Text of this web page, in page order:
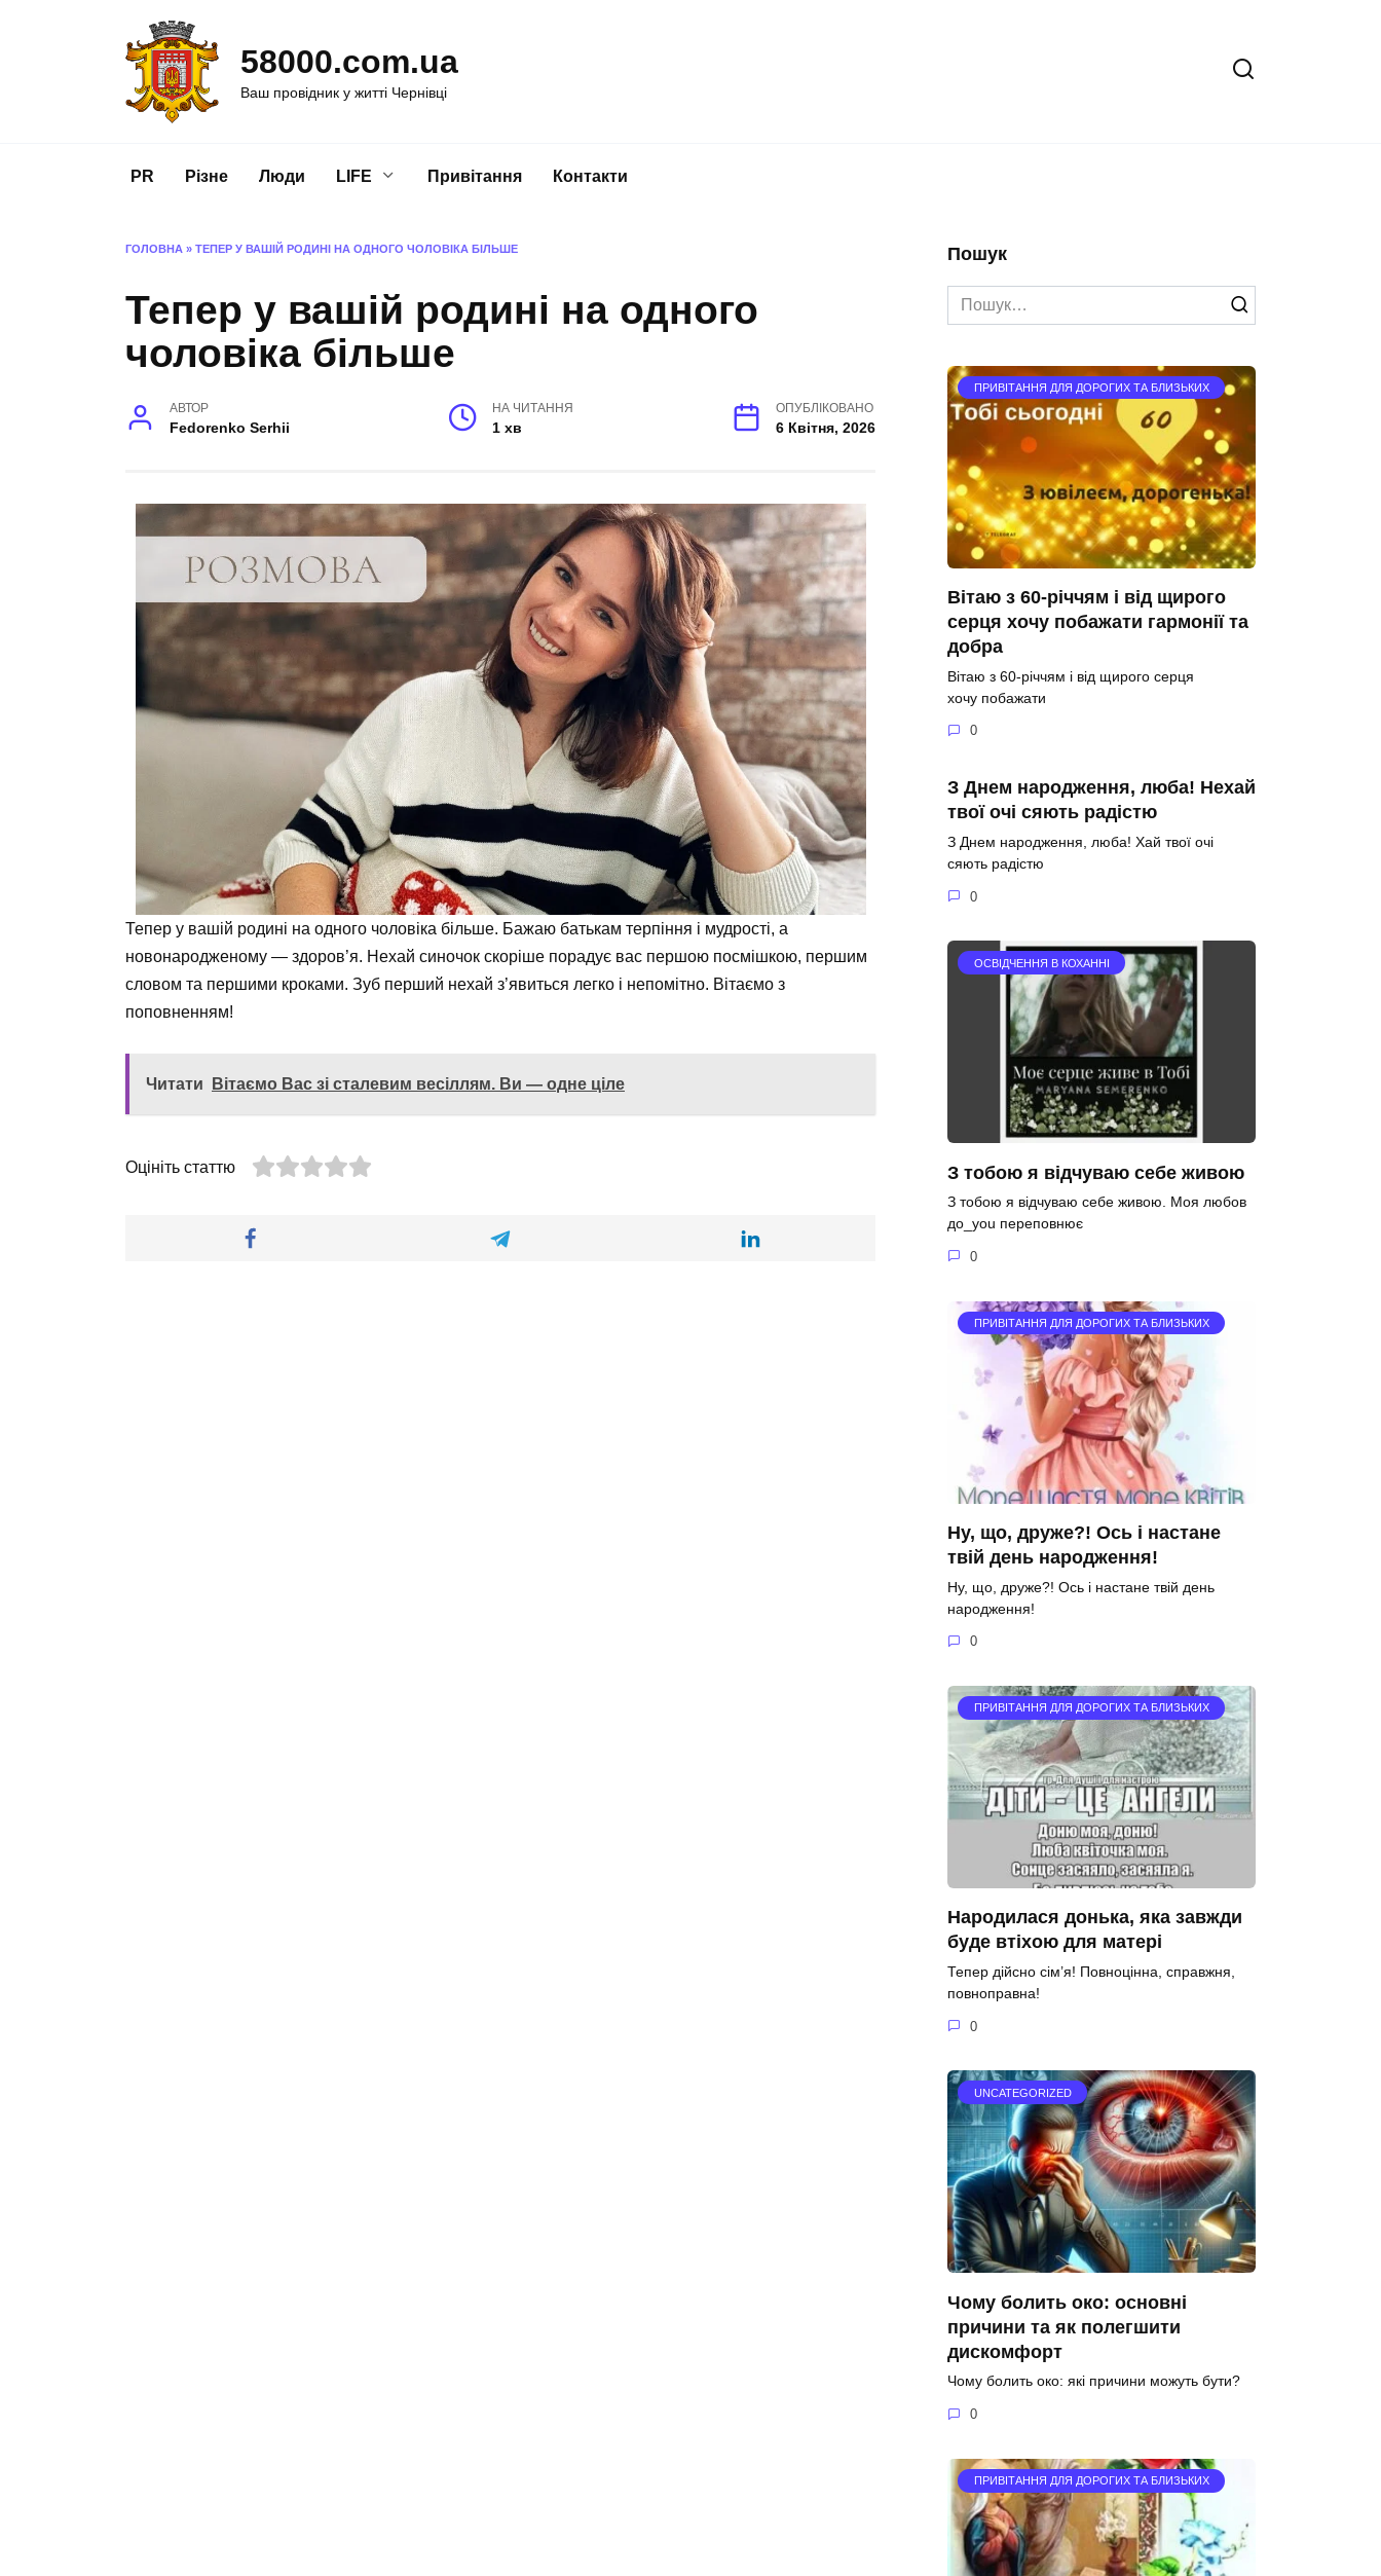
58000.com.ua
Ваш провідник у житті Чернівці
PR Різне Люди LIFE Привітання Контакти
ГОЛОВНА » ТЕПЕР У ВАШІЙ РОДИНІ НА ОДНОГО ЧОЛОВІКА БІЛЬШЕ
Тепер у вашій родині на одного
чоловіка більше
АВТОР
Fedorenko Serhii
НА ЧИТАННЯ
1 хв
ОПУБЛІКОВАНО
6 Квітня, 2026
Тепер у вашій родині на одного чоловіка більше. Бажаю батькам терпіння і мудрості, а
новонародженому — здоров’я. Нехай синочок скоріше порадує вас першою посмішкою, першим
словом та першими кроками. Зуб перший нехай з’явиться легко і непомітно. Вітаємо з
поповненням!
Читати Вітаємо Вас зі сталевим весіллям. Ви — одне ціле
Оцініть статтю
Пошук
Search
for:
ПРИВІТАННЯ ДЛЯ ДОРОГИХ ТА БЛИЗЬКИХ
Вітаю з 60-річчям і від щирого
серця хочу побажати гармонії та
добра
Вітаю з 60-річчям і від щирого серця
хочу побажати
0
З Днем народження, люба! Нехай
твої очі сяють радістю
З Днем народження, люба! Хай твої очі
сяють радістю
0
ОСВІДЧЕННЯ В КОХАННІ
З тобою я відчуваю себе живою
З тобою я відчуваю себе живою. Моя любов
до_you переповнює
0
ПРИВІТАННЯ ДЛЯ ДОРОГИХ ТА БЛИЗЬКИХ
Ну, що, друже?! Ось і настане
твій день народження!
Ну, що, друже?! Ось і настане твій день
народження!
0
ПРИВІТАННЯ ДЛЯ ДОРОГИХ ТА БЛИЗЬКИХ
Народилася донька, яка завжди
буде втіхою для матері
Тепер дійсно сім’я! Повноцінна, справжня,
повноправна!
0
UNCATEGORIZED
Чому болить око: основні
причини та як полегшити
дискомфорт
Чому болить око: які причини можуть бути?
0
ПРИВІТАННЯ ДЛЯ ДОРОГИХ ТА БЛИЗЬКИХ